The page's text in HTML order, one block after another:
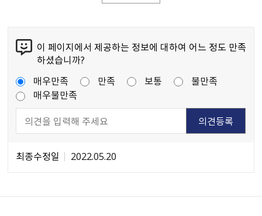
이 페이지에서 제공하는 정보에 대하여 어느 정도 만족
하셨습니까?
매우만족
만족 보통
불만족
매우불만족
최종수정일 2022.05.20